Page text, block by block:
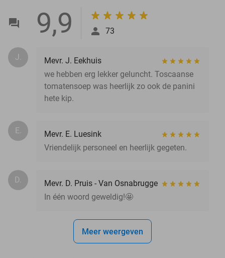
9,9 73
J.
Mevr. J. Eekhuis
we hebben erg lekker geluncht. Toscaanse
tomatensoep was heerlijk zo ook de panini
hete kip.
E.
Mevr. E. Luesink
Vriendelijk personeel en heerlijk gegeten.
D.
Mevr. D. Pruis - Van Osnabrugge
In één woord geweldig!🤩
Meer weergeven